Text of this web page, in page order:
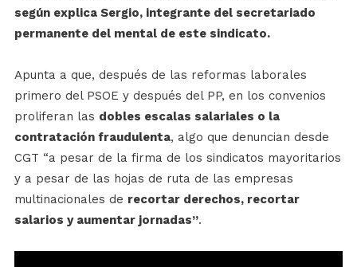
según explica Sergio, integrante del secretariado
permanente del mental de este sindicato.
Apunta a que, después de las reformas laborales
primero del PSOE y después del PP, en los convenios
proliferan las dobles escalas salariales o la
contratación fraudulenta, algo que denuncian desde
CGT “a pesar de la firma de los sindicatos mayoritarios
y a pesar de las hojas de ruta de las empresas
multinacionales de recortar derechos, recortar
salarios y aumentar jornadas”.